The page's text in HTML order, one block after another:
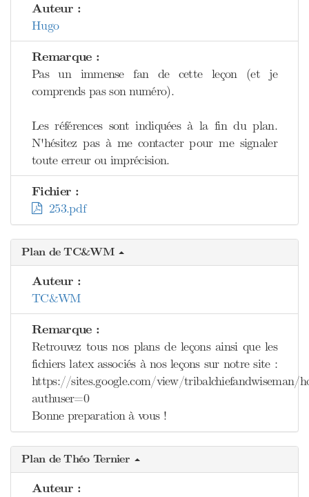
Auteur :
Hugo
Remarque :
Pas un immense fan de cette leçon (et je
comprends pas son numéro).
Les références sont indiquées à la fin du plan.
N'hésitez pas à me contacter pour me signaler
toute erreur ou imprécision.
Fichier :
253.pdf
Plan de TC&WM
Auteur :
TC&WM
Remarque :
Retrouvez tous nos plans de leçons ainsi que les
fichiers latex associés à nos leçons sur notre site :
https://sites.google.com/view/tribalchiefandwiseman/
authuser=0
Bonne preparation à vous !
Plan de Théo Ternier
Auteur :